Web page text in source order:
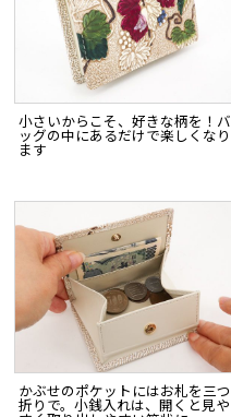
小さいからこそ、好きな柄を！バ
ッグの中にあるだけで楽しくなり
ます
かぶせのポケットにはお札を三つ
折りで。小銭入れは、開くと見や